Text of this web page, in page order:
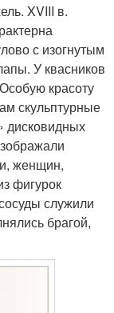
XVIII в.
с изогнутым
У квасников
красоту
скульптурные
дисковидных
женщин,
фигурок
служили
брагой,